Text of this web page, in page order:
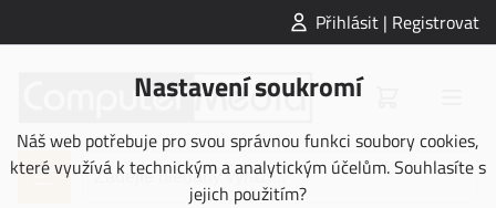
Přihlásit | Registrovat
Nastavení soukromí
Náš web potřebuje pro svou správnou funkci soubory cookies,
které využívá k technickým a analytickým účelům. Souhlasíte s
jejich použitím?